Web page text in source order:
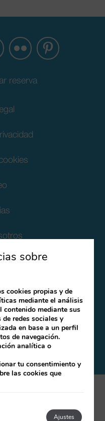
reserva
Corporativa
para clientes
de reserva
sobre
cookies propias y de
mediante el análisis
contenido mediante sus
redes sociales y
en base a un perfil
de navegación.
analítica o
tu consentimiento y
las cookies que
Ajustes